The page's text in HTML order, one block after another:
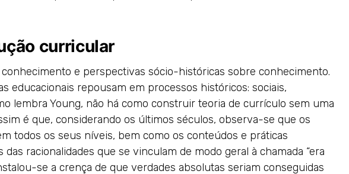
curricular
e perspectivas sócio-históricas sobre conhecimento.
educacionais repousam em processos históricos: sociais,
lembra Young, não há como construir teoria de currículo sem uma
é que, considerando os últimos séculos, observa-se que os
todos os seus níveis, bem como os conteúdos e práticas
das racionalidades que se vinculam de modo geral à chamada “era
se a crença de que verdades absolutas seriam conseguidas